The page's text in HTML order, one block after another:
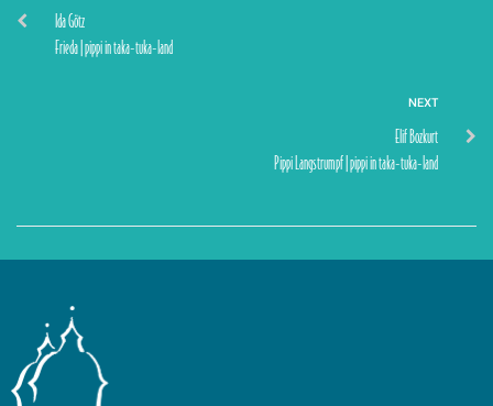
Ida Götz
Frieda | pippi in taka-tuka-land
NEXT
Elif Bozkurt
Pippi Langstrumpf | pippi in taka-tuka-land